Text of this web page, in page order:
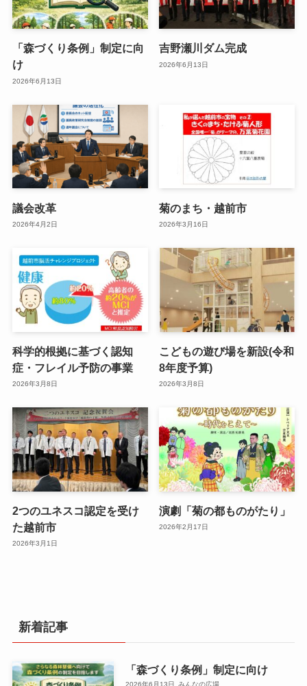
「森づくり条例」制定に向
け
2026年6月13日
吉野瀬川ダム完成
2026年6月13日
議会改革
2026年4月2日
菊のまち・越前市
2026年3月16日
科学的根拠に基づく認知
症・フレイル予防の事業
2026年3月8日
こどもの遊び場を新設(令和
8年度予算)
2026年3月8日
2つのユネスコ認定を受け
た越前市
2026年3月1日
演劇「菊の都ものがたり」
2026年2月17日
新着記事
「森づくり条例」制定に向け
2026年6月13日 みんなの広場